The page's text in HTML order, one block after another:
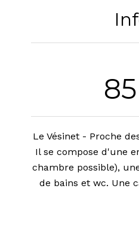
Le Vésinet - Proche
Il se compose d'une
chambre possible),
de bains et wc. Une